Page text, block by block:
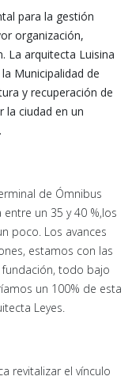
para la gestión
organización,
La arquitecta Luisina
Municipalidad de
y recuperación de
la ciudad en un
de Ómnibus
un 35 y 40 %,los
poco. Los avances
estamos con las
fundación, todo bajo
un 100% de esta
Leyes.
revitalizar el vínculo